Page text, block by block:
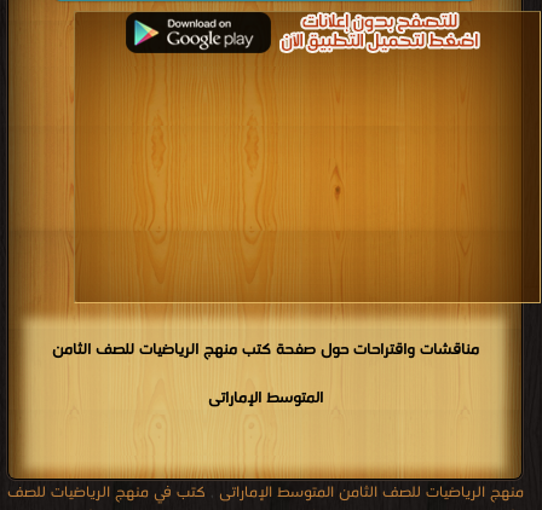
مناقشات واقتراحات حول صفحة كتب منهج الرياضيات للصف الثامن
المتوسط الإماراتى
منهج الرياضيات للصف الثامن المتوسط الإماراتى , كتب في منهج الرياضيات للصف